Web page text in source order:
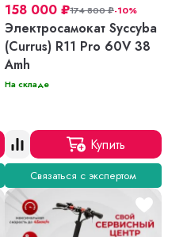
158 000 ₽174 800₽-10%
Электросамокат Syccyba
(Currus) R11 Pro 60V 38
Amh
На складе
Купить
Связаться с экспертом